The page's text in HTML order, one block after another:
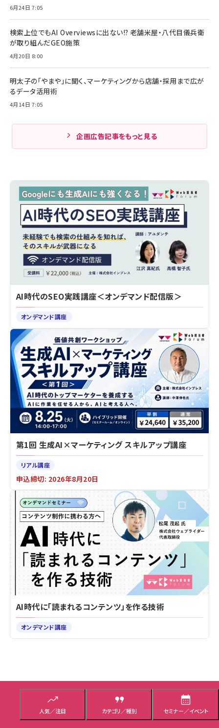
人気／注目 カテゴリ／種別 セミナー／イベント
用語「アクセス解析ツール」 が使われている記事の一覧
6月24日 7:05
検索上位でもAI Overviewsに出ない!? 老舗米屋・八代目儀兵衛
が取り組んだGEO施策
4月20日 8:00
明太子の「やまや」に聞く、マーケティングから店舗・採用まで広が
るデータ活用術
4月14日 7:05
企画広告記事をもっと見る
AI時代のSEO実践講座＜オンデマンド配信版＞
オンデマンド講座
第1回 生成AI×マーケティング スキルアップ講座
リアル講座
申込締切: 2026年8月20日
AI時代に「読まれるコンテンツ」を作る技術
オンデマンド講座